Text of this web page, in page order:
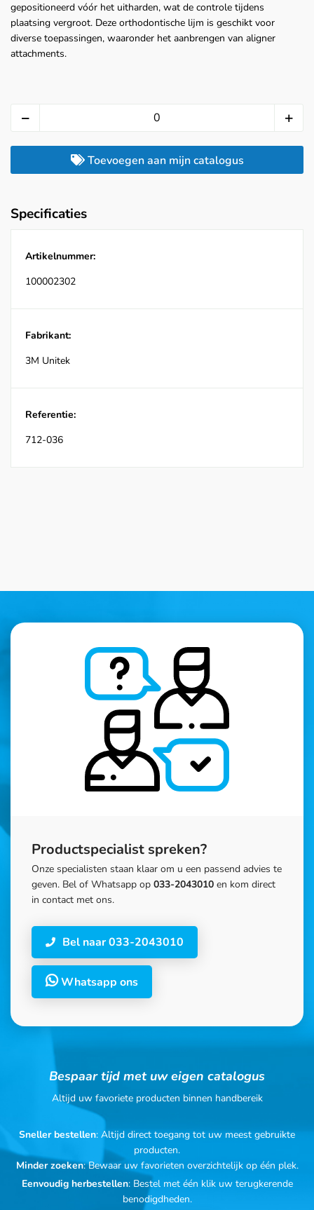
gepositioneerd vóór het uitharden, wat de controle tijdens
plaatsing vergroot. Deze orthodontische lijm is geschikt voor
diverse toepassingen, waaronder het aanbrengen van aligner
attachments.
Toevoegen aan mijn catalogus
Specificaties
Artikelnummer:
100002302
Fabrikant:
3M Unitek
Referentie:
712-036
Productspecialist spreken?
Onze specialisten staan klaar om u een passend advies te
geven. Bel of Whatsapp op 033-2043010 en kom direct
in contact met ons.
Bel naar 033-2043010
Whatsapp ons
Bespaar tijd met uw eigen catalogus
Altijd uw favoriete producten binnen handbereik
Sneller bestellen: Altijd direct toegang tot uw meest gebruikte
producten.
Minder zoeken: Bewaar uw favorieten overzichtelijk op één plek.
Eenvoudig herbestellen: Bestel met één klik uw terugkerende
benodigdheden.